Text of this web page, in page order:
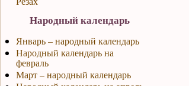
Народный календарь
Январь – народный календарь
Народный календарь на
февраль
Март – народный календарь